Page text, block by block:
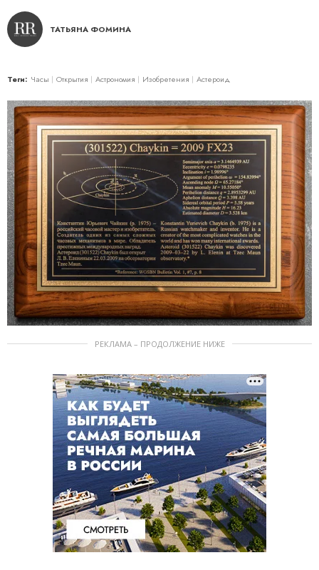
ТАТЬЯНА ФОМИНА
Теги: Часы Открытия Астрономия Изобретения Астероид
РЕКЛАМА – ПРОДОЛЖЕНИЕ НИЖЕ